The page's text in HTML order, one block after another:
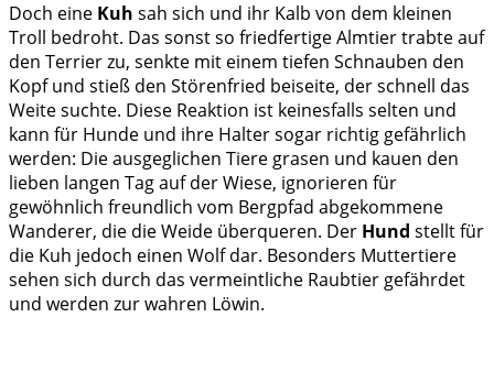
Doch eine Kuh sah sich und ihr Kalb von dem kleinen
Troll bedroht. Das sonst so friedfertige Almtier trabte auf
den Terrier zu, senkte mit einem tiefen Schnauben den
Kopf und stieß den Störenfried beiseite, der schnell das
Weite suchte. Diese Reaktion ist keinesfalls selten und
kann für Hunde und ihre Halter sogar richtig gefährlich
werden: Die ausgeglichen Tiere grasen und kauen den
lieben langen Tag auf der Wiese, ignorieren für
gewöhnlich freundlich vom Bergpfad abgekommene
Wanderer, die die Weide überqueren. Der Hund stellt für
die Kuh jedoch einen Wolf dar. Besonders Muttertiere
sehen sich durch das vermeintliche Raubtier gefährdet
und werden zur wahren Löwin.